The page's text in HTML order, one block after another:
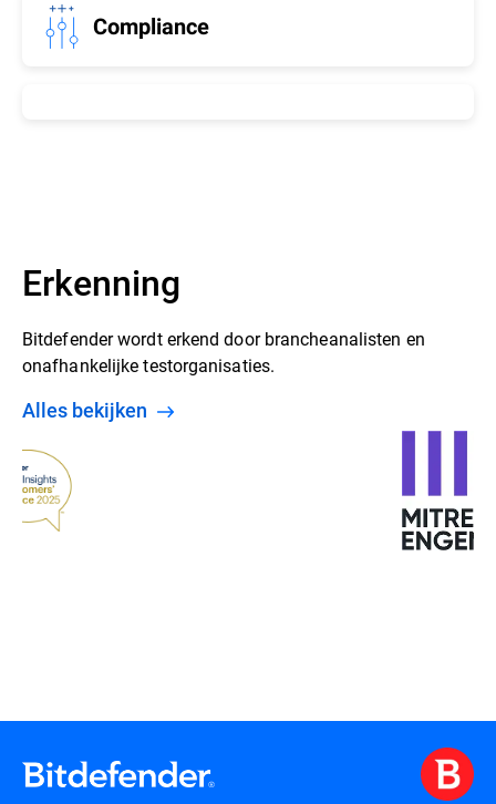
Compliance
Erkenning
Bitdefender wordt erkend door brancheanalisten en
onafhankelijke testorganisaties.
alles bekijken